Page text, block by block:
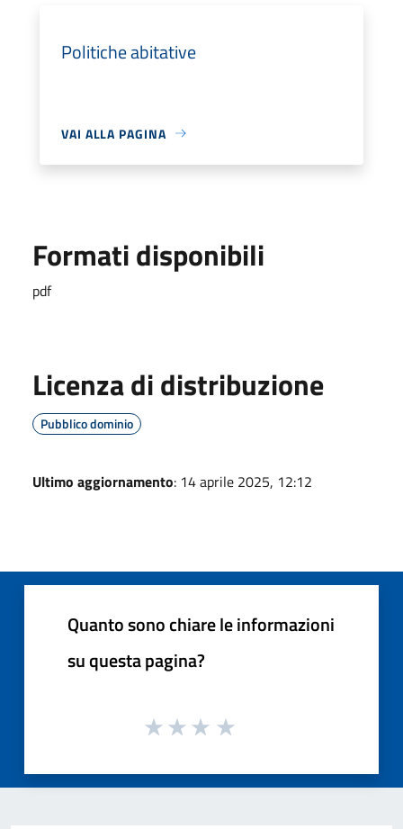
Politiche abitative
VAI ALLA PAGINA
Formati disponibili
pdf
Licenza di distribuzione
Pubblico dominio
Ultimo aggiornamento: 14 aprile 2025, 12:12
Quanto sono chiare le informazioni
su questa pagina?